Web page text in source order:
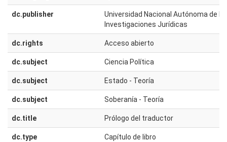
dc.publisher
Universidad Nacional Autónoma de
Investigaciones Jurídicas
dc.rights Acceso abierto
dc.subject Ciencia Política
dc.subject Estado - Teoría
dc.subject Soberanía - Teoría
dc.title Prólogo del traductor
dc.type Capítulo de libro